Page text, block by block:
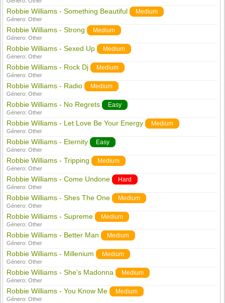
Robbie Williams - Something Beautiful Medium
Género:Other
Robbie Williams - Strong Medium
Género:Other
Robbie Williams - Sexed Up Medium
Género:Other
Robbie Williams - Rock Dj Medium
Género:Other
Robbie Williams - Radio Medium
Género:Other
Robbie Williams - No Regrets Easy
Género:Other
Robbie Williams - Let Love Be Your Energy Medium
Género:Other
Robbie Williams - Eternity Easy
Género:Other
Robbie Williams - Tripping Medium
Género:Other
Robbie Williams - Come Undone Hard
Género:Other
Robbie Williams - Shes The One Medium
Género:Other
Robbie Williams - Supreme Medium
Género:Other
Robbie Williams - Better Man Medium
Género:Other
Robbie Williams - Millenium Medium
Género:Other
Robbie Williams - She's Madonna Medium
Género:Other
Robbie Williams - You Know Me Medium
Género:Other